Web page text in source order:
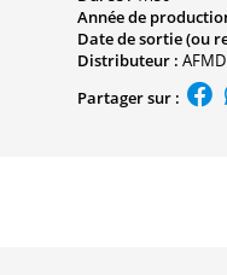
Année de
Date de sortie (ou
Distributeur : AFMD
Partager sur :